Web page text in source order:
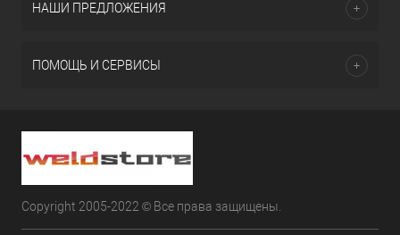
НАШИ ПРЕДЛОЖЕНИЯ
ПОМОЩЬ И СЕРВИСЫ
Copyright 2005-2022 © Все права защищены.